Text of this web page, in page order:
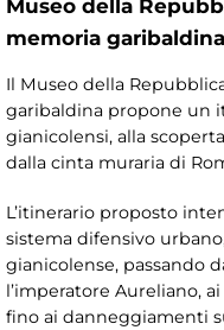
Museo della
memoria garibaldina
Il Museo della
garibaldina propone un
gianicolensi, alla
dalla cinta muraria di
L’itinerario proposto
sistema difensivo
gianicolense, passando
l’imperatore Aureliano,
fino ai danneggiamenti